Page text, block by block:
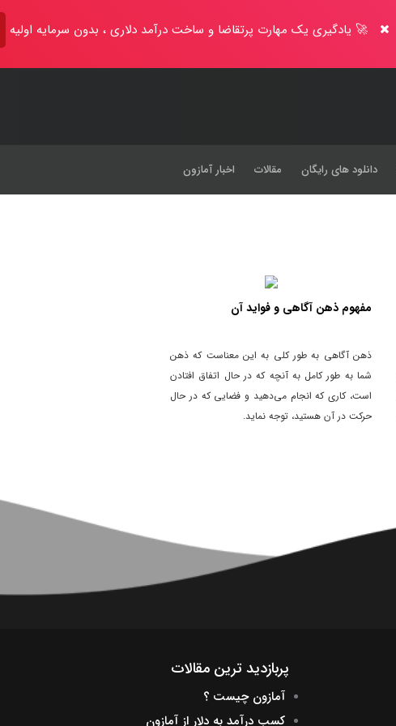
🚀 یادگیری یک مهارت پرتقاضا و ساخت درآمد دلاری ، بدون سرمایه اولیه
دانلود های رایگان مقالات اخبار آمازون
مفهوم ذهن آگاهی و فواید آن
ذهن آگاهی به طور کلی به این معناست که ذهن
شما به طور کامل به آنچه که در حال اتفاق افتادن
است، کاری که انجام می‌دهید و فضایی که در حال
حرکت در آن هستید، توجه نماید.
پربازدید ترین مقالات
آمازون چیست ؟
کسب درآمد به دلار از آمازون